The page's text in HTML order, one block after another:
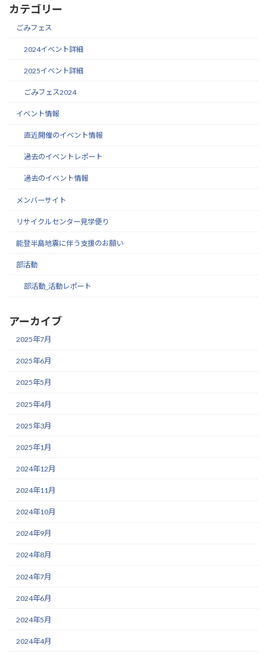
カテゴリー
ごみフェス
2024イベント詳細
2025イベント詳細
ごみフェス2024
イベント情報
直近開催のイベント情報
過去のイベントレポート
過去のイベント情報
メンバーサイト
リサイクルセンター見学便り
能登半島地震に伴う支援のお願い
部活動
部活動_活動レポート
アーカイブ
2025年7月
2025年6月
2025年5月
2025年4月
2025年3月
2025年1月
2024年12月
2024年11月
2024年10月
2024年9月
2024年8月
2024年7月
2024年6月
2024年5月
2024年4月